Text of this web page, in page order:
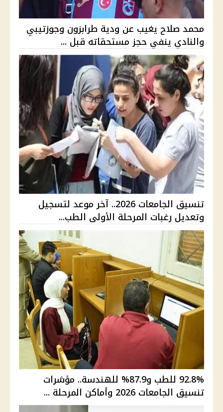
محمد صلاح يغيب عن ودية طرابزون وجوزتيبي
والنادي ينفي حجز مستحقاته قبل ...
تنسيق الجامعات 2026.. آخر موعد لتسجيل
وتعديل رغبات المرحلة الأولى الطب...
92.8% للطب و87.9% للهندسة.. مؤشرات
تنسيق الجامعات 2026 وأماكن المرحلة ...